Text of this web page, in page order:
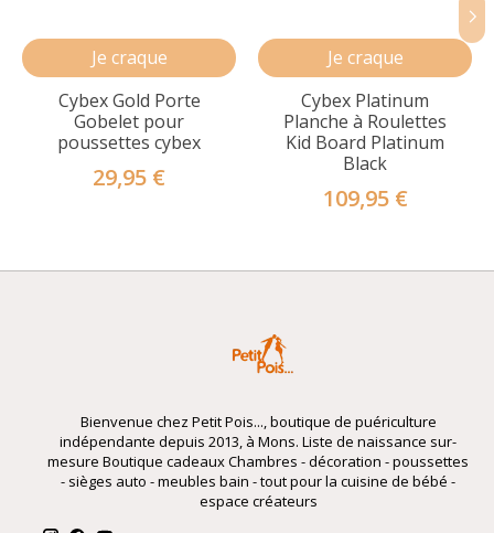
Je craque
Cybex Gold Porte
Gobelet pour
poussettes cybex
29,95 €
Je craque
Cybex Platinum
Planche à Roulettes
Kid Board Platinum
Black
109,95 €
Bienvenue chez Petit Pois..., boutique de puériculture
indépendante depuis 2013, à Mons. Liste de naissance sur-
mesure Boutique cadeaux Chambres - décoration - poussettes
- sièges auto - meubles bain - tout pour la cuisine de bébé -
espace créateurs